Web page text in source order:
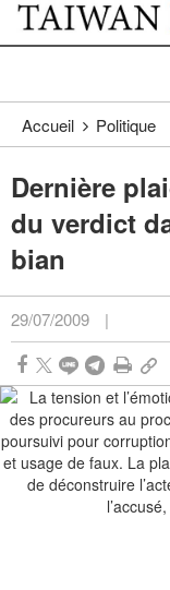
Passer au contenu
:::
Accueil Politique
Dernière
du verdict
bian
29/07/2009 |